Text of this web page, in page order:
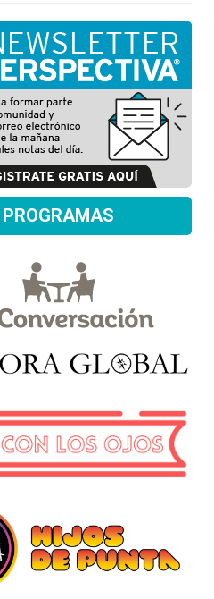
PROGRAMAS